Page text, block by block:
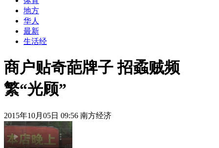
地方
华人
最新
生活经
商户贴奇葩牌子 招蟊贼频
繁“光顾”
2015年10月05日 09:56 南方经济